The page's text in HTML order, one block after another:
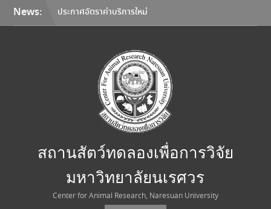
SkipNews:
ประกาศอัตราค่าบริการใหม่
สถานสัตว์ทดลองเพื่อการวิจัย
มหาวิทยาลัยนเรศวร จับมือ
Korea Institute of
Toxicology และมหาวิทยาลัย
เชียงใหม่ ลงนาม MOU ยก
ระดับการวิจัยทดสอบความ
ปลอดภัยระดับก่อนคลินิกสู่
การเลือกใช้อุปกรณ์คุ้มครอง
ความปลอดภัยส่วนบุคคล
(Personal Protective
Equipment: PPE)
สถานสัตว์ทดลองเพื่อการวิจัย
มหาวิทยาลัยนเรศวร
Center for Animal Research, Naresuan University